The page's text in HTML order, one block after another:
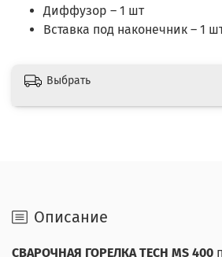
Диффузор – 1 шт
Вставка под наконечник – 1
Выбрать
Описание
СВАРОЧНАЯ ГОРЕЛКА TECH MS 400